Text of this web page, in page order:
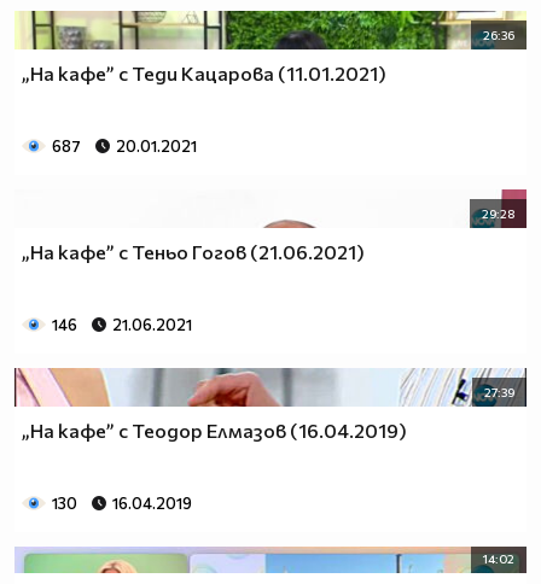
26:36
„На кафе” с Теди Кацарова (11.01.2021)
687 20.01.2021
29:28
„На кафе” с Теньо Гогов (21.06.2021)
146 21.06.2021
27:39
„На кафе” с Теодор Елмазов (16.04.2019)
130 16.04.2019
14:02